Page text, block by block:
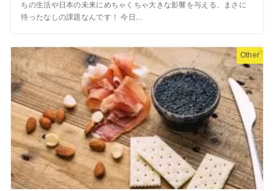
ちの生活や日本の未来にめちゃくちゃ大きな影響を与える、まさに
待ったなしの課題なんです！ 今日...
Other